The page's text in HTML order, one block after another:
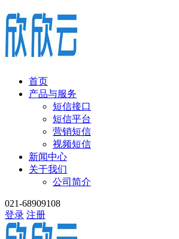
首页
产品与服务
短信接口
短信平台
营销短信
视频短信
新闻中心
关于我们
公司简介
021-68909108
登录 注册